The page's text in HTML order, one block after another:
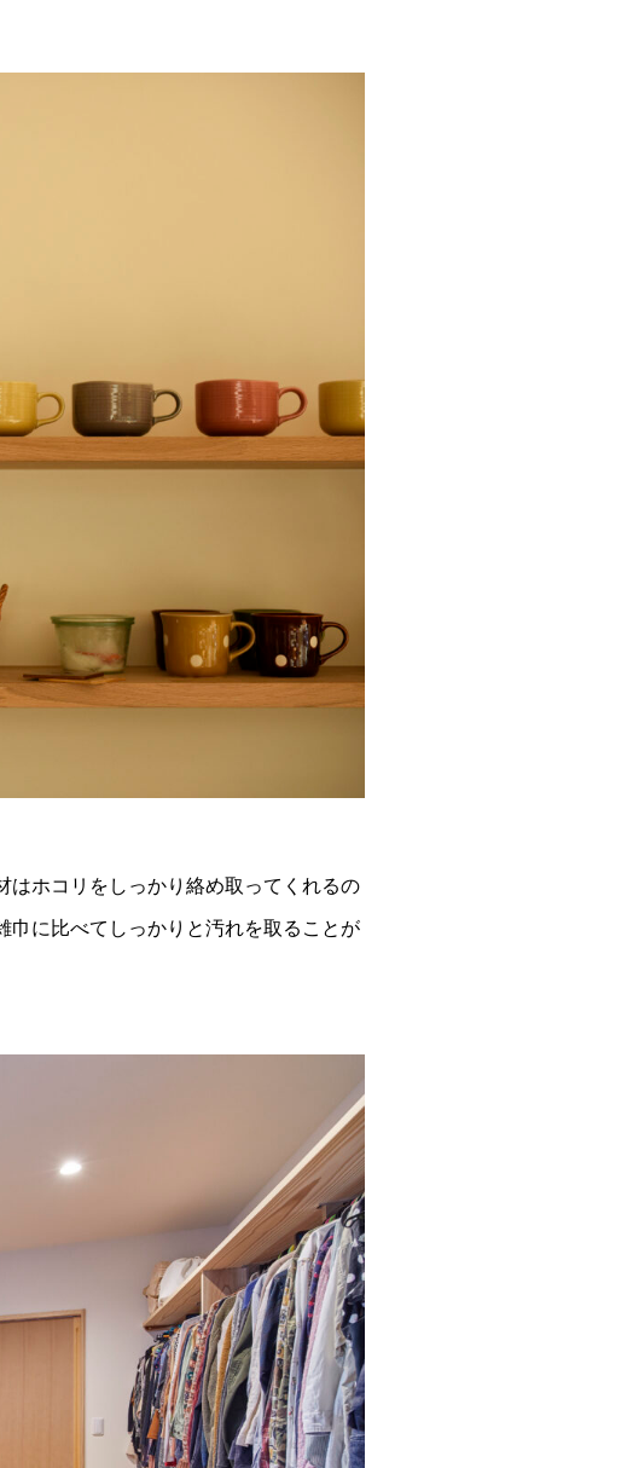
はホコリをしっかり絡め取ってくれるの
巾に比べてしっかりと汚れを取ることが